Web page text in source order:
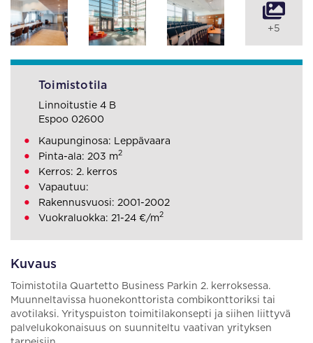
Kuvaus
Toimistotila Quartetto Business Parkin 2. kerroksessa.
Muunneltavissa huonekonttorista combikonttoriksi tai
avotilaksi. Yrityspuiston toimitilakonsepti ja siihen liittyvä
palvelukokonaisuus on suunniteltu vaativan yrityksen
+5
Toimistotila
Linnoitustie 4 B
Espoo 02600
Kaupunginosa: Leppävaara
Pinta-ala: 203 m2
Kerros: 2. kerros
Vapautuu:
Rakennusvuosi: 2001-2002
Vuokraluokka: 21-24 €/m2